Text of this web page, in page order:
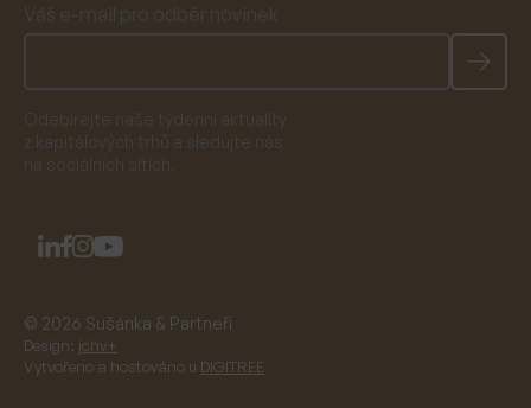
Váš e-mail pro odběr novinek
Odebírejte naše týdenní aktuality
z kapitálových trhů a sledujte nás
na sociálních sítích.
© 2026 Sušánka & Partneři
Design: jchv+
Vytvořeno a hostováno u DIGITREE